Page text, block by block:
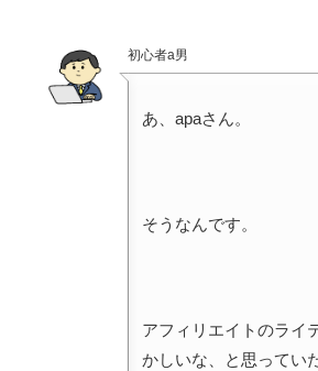
初心者a男
あ、apaさん。
そうなんです。
アフィリエイトのライ
かしいな、と思ってい